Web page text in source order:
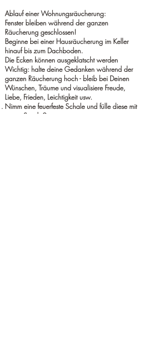
Ablauf einer Wohnungsräucherung:
Fenster bleiben während der ganzen
Räucherung geschlossen!
Beginne bei einer Hausräucherung im Keller
hinauf bis zum Dachboden.
Die Ecken können ausgeklatscht werden
Wichtig: halte deine Gedanken während der
ganzen Räucherung hoch - bleib bei Deinen
Wünschen, Träume und visualisiere Freude,
Liebe, Frieden, Leichtigkeit usw.
Nimm eine feuerfeste Schale und fülle diese mit
etwas Sand. 2.